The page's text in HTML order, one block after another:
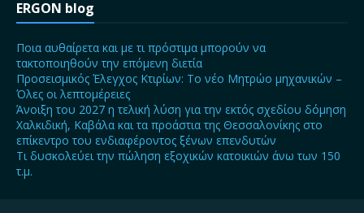
ERGON blog
Ποια αυθαίρετα και με τι πρόστιμα μπορούν να
τακτοποιηθούν την επόμενη διετία
Προσεισμικός Έλεγχος Κτιρίων: Το νέο Μητρώο μηχανικών –
Όλες οι λεπτομέρειες
Άνοιξη του 2027 η τελική λύση για την εκτός σχεδίου δόμηση
Χαλκιδική, Καβάλα και τα προάστια της Θεσσαλονίκης στο
επίκεντρο του ενδιαφέροντος ξένων επενδυτών
Τι δυσκολεύει την πώληση εξοχικών κατοικιών άνω των 150
τ.μ.